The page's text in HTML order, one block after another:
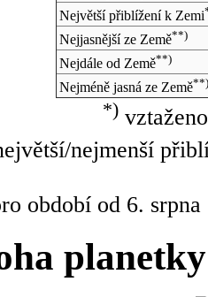
Největší přiblížení k Zemi
Nejjasnější ze Země**)
Nejdále od Země**)
Nejméně jasná ze Země**)
*)
nejmenší
období od 6.